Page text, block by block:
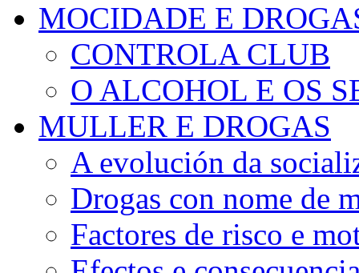
MOCIDADE E
CONTROLA CLUB
O ALCOHOL E OS
MULLER E DROGAS
A evolución da
Drogas con nome de
Factores de risco e